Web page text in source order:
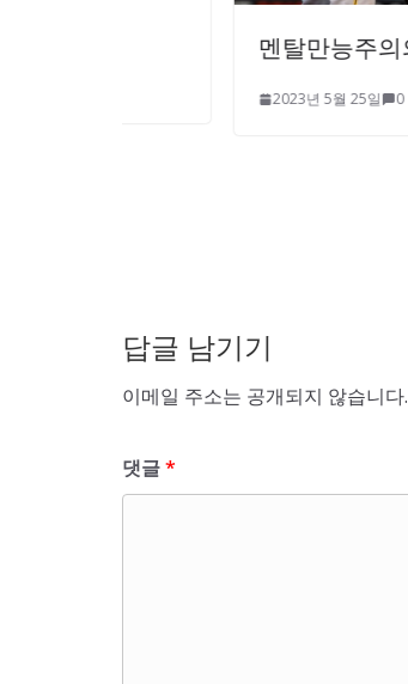
멘탈만능주의의 위험
2023년 5월 25일 0
답글 남기기
이메일 주소는 공개되지 않습니다.
댓글*